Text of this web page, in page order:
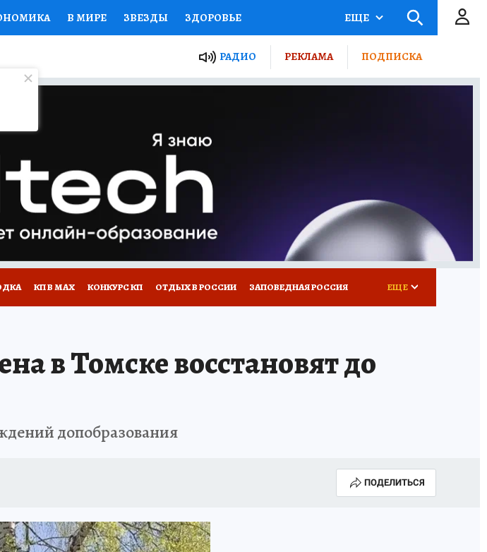
В МИРЕ ЗВЕЗДЫ ЗДОРОВЬЕ
НАЦИОНАЛЬНЫЕ ПРОЕКТЫ РОССИИ
СЕМЬЯ ЖЕНСКИЕ СЕКРЕТЫ ПУТЕВОДИТЕЛЬ
ГИД ПОТРЕБИТЕЛЯ
ЕЩЕ
РАДИО РЕКЛАМА ПОДПИСКА
КП В МАХ КОНКУРС КП ОТДЫХ В РОССИИ ЗАПОВЕДНАЯ РОССИЯ ЕЩЕ
в Томске восстановят до
допобразования
ПОДЕЛИТЬСЯ